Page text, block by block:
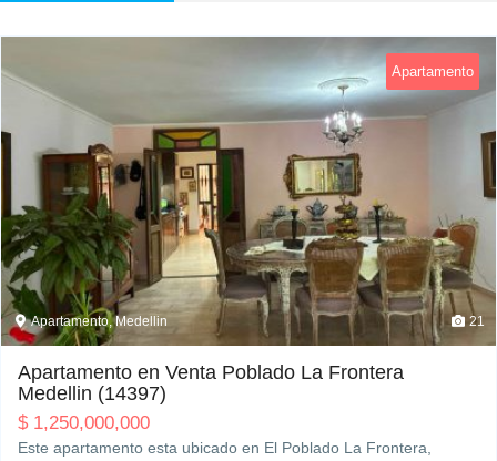
Apartamento
Apartamento, Medellin 21
Apartamento en Venta Poblado La Frontera
Medellin (14397)
$ 1,250,000,000
Este apartamento esta ubicado en El Poblado La Frontera,